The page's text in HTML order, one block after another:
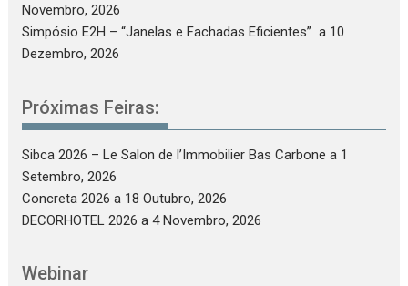
Novembro, 2026
Simpósio E2H – “Janelas e Fachadas Eficientes” a 10
Dezembro, 2026
Próximas Feiras:
Sibca 2026 – Le Salon de l’Immobilier Bas Carbone a 1
Setembro, 2026
Concreta 2026 a 18 Outubro, 2026
DECORHOTEL 2026 a 4 Novembro, 2026
Webinar